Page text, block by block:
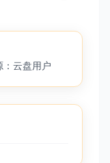
：云盘用户